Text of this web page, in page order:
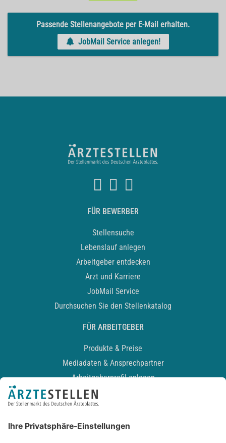
Passende Stellenangebote per E-Mail erhalten.
JobMail Service anlegen!
FÜR BEWERBER
Stellensuche
Lebenslauf anlegen
Arbeitgeber entdecken
Arzt und Karriere
JobMail Service
Durchsuchen Sie den Stellenkatalog
FÜR ARBEITGEBER
Produkte & Preise
Mediadaten & Ansprechpartner
Arbeitgeberprofil anlegen
Recruiting-Podcast